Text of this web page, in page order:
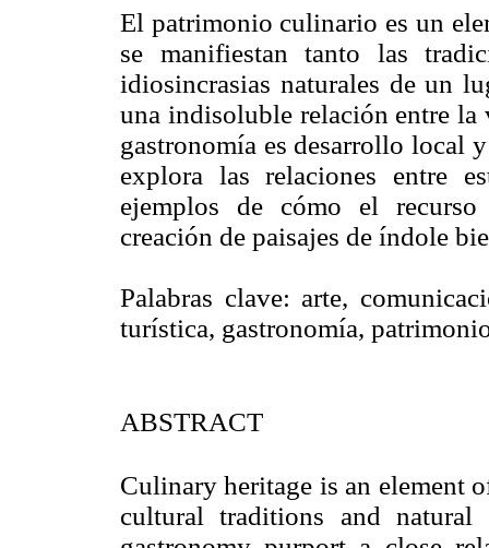
El patrimonio culinario es un
se manifiestan tanto las
idiosincrasias naturales de un
una indisoluble relación entre
gastronomía es desarrollo local
explora las relaciones entre
ejemplos de cómo el recurso
creación de paisajes de índole
Palabras clave: arte,
turística, gastronomía,
ABSTRACT
Culinary heritage is an element
cultural traditions and